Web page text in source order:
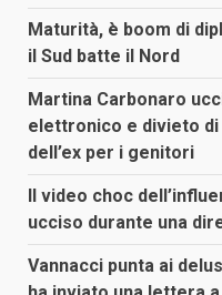
Maturità, è boom di
il Sud batte il Nord
Martina Carbonaro
elettronico e divieto
dell’ex per i genitori
Il video choc
ucciso durante una
Vannacci punta ai